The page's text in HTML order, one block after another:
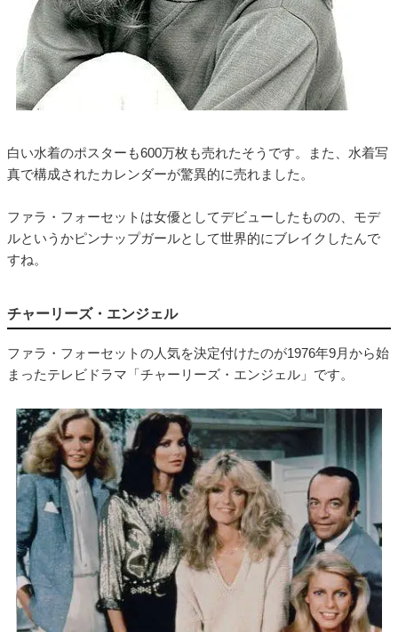
白い水着のポスターも600万枚も売れたそうです。また、水着写
真で構成されたカレンダーが驚異的に売れました。
ファラ・フォーセットは女優としてデビューしたものの、モデ
ルというかピンナップガールとして世界的にブレイクしたんで
すね。
チャーリーズ・エンジェル
ファラ・フォーセットの人気を決定付けたのが1976年9月から始
まったテレビドラマ「チャーリーズ・エンジェル」です。